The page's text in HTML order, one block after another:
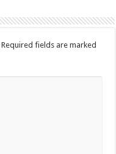
Required fields are marked